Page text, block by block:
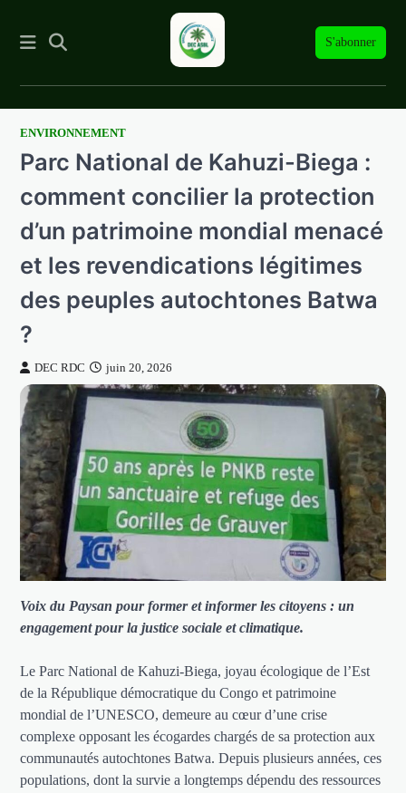
S'abonner
SkipENVIRONNEMENT
Parc National de Kahuzi-Biega :
comment concilier la protection
d’un patrimoine mondial menacé
et les revendications légitimes
des peuples autochtones Batwa
?
DEC RDC juin 20, 2026
Voix du Paysan pour former et informer les citoyens : un
engagement pour la justice sociale et climatique.
Le Parc National de Kahuzi-Biega, joyau écologique de l’Est
de la République démocratique du Congo et patrimoine
mondial de l’UNESCO, demeure au cœur d’une crise
complexe opposant les écogardes chargés de sa protection aux
communautés autochtones Batwa. Depuis plusieurs années, ces
populations, dont la survie a longtemps dépendu des ressources